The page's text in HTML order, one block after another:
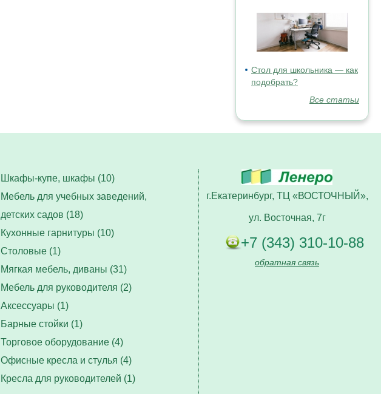
Стол для школьника — как
подобрать?
Все статьи
г.Екатеринбург, ТЦ «ВОСТОЧНЫЙ»,
ул. Восточная, 7г
+7 (343) 310-10-88
обратная связь
Шкафы-купе, шкафы (10)
Мебель для учебных заведений,
детских садов (18)
Кухонные гарнитуры (10)
Столовые (1)
Мягкая мебель, диваны (31)
Мебель для руководителя (2)
Аксессуары (1)
Барные стойки (1)
Торговое оборудование (4)
Офисные кресла и стулья (4)
Кресла для руководителей (1)